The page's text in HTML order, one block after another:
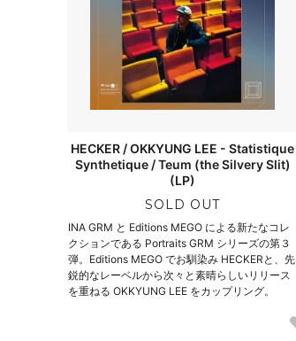
HECKER / OKKYUNG LEE - Statistique
Synthetique / Teum (the Silvery Slit)
(LP)
SOLD OUT
INA GRM と Editions MEGO による新たなコレ
クションである Portraits GRM シリーズの第３
弾。Editions MEGO でお馴染み HECKERと、先
鋭的なレーベルから次々と素晴らしいリリース
を重ねる OKKYUNG LEE をカップリング。